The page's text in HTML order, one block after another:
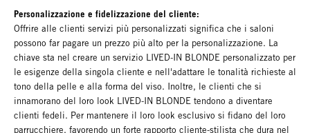
Personalizzazione e fidelizzazione del cliente:
Offrire alle clienti servizi più personalizzati significa che i saloni
possono far pagare un prezzo più alto per la personalizzazione. La
chiave sta nel creare un servizio LIVED-IN BLONDE personalizzato per
le esigenze della singola cliente e nell'adattare le tonalità richieste al
tono della pelle e alla forma del viso. Inoltre, le clienti che si
innamorano del loro look LIVED-IN BLONDE tendono a diventare
clienti fedeli. Per mantenere il loro look esclusivo si fidano del loro
parrucchiere, favorendo un forte rapporto cliente-stilista che dura nel